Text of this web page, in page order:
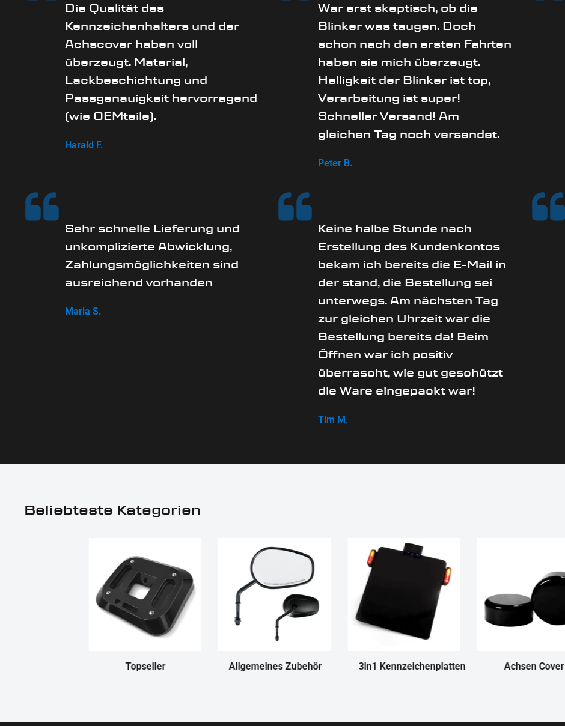
Die Qualität des
Kennzeichenhalters und der
Achscover haben voll
überzeugt. Material,
Lackbeschichtung und
Passgenauigkeit hervorragend
(wie OEMteile).
Harald F.
War erst skeptisch, ob die
Blinker was taugen. Doch
schon nach den ersten Fahrten
haben sie mich überzeugt.
Helligkeit der Blinker ist top,
Verarbeitung ist super!
Schneller Versand! Am
gleichen Tag noch versendet.
Peter B.
Sehr schnelle Lieferung und
unkomplizierte Abwicklung,
Zahlungsmöglichkeiten sind
ausreichend vorhanden
Maria S.
Keine halbe Stunde nach
Erstellung des Kundenkontos
bekam ich bereits die E-Mail in
der stand, die Bestellung sei
unterwegs. Am nächsten Tag
zur gleichen Uhrzeit war die
Bestellung bereits da! Beim
Öffnen war ich positiv
überrascht, wie gut geschützt
die Ware eingepackt war!
Tim M.
Beliebteste Kategorien
Topseller Allgemeines Zubehör 3in1 Kennzeichenplatten Achsen Cover